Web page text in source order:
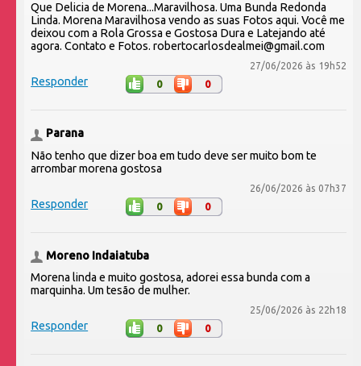
Que Delicia de Morena...Maravilhosa. Uma Bunda Redonda
Linda. Morena Maravilhosa vendo as suas Fotos aqui. Você me
deixou com a Rola Grossa e Gostosa Dura e Latejando até
agora. Contato e Fotos. robertocarlosdealmei@gmail.com
27/06/2026 às 19h52
Responder 0 0
Parana
Não tenho que dizer boa em tudo deve ser muito bom te
arrombar morena gostosa
26/06/2026 às 07h37
Responder 0 0
Moreno Indaiatuba
Morena linda e muito gostosa, adorei essa bunda com a
marquinha. Um tesão de mulher.
25/06/2026 às 22h18
Responder 0 0